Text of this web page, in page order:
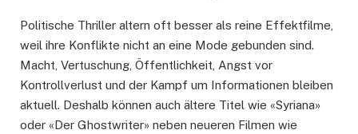
Politische Thriller altern oft besser als reine Effektfilme,
weil ihre Konflikte nicht an eine Mode gebunden sind.
Macht, Vertuschung, Öffentlichkeit, Angst vor
Kontrollverlust und der Kampf um Informationen bleiben
aktuell. Deshalb können auch ältere Titel wie «Syriana»
oder «Der Ghostwriter» neben neueren Filmen wie